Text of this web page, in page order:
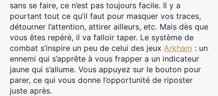
sans se faire, ce n’est pas toujours facile. Il y a
pourtant tout ce qu’il faut pour masquer vos traces,
détourner l’attention, attirer ailleurs, etc. Mais dès que
vous êtes repéré, il va falloir taper. Le système de
combat s’inspire un peu de celui des jeux Arkham : un
ennemi qui s’apprête à vous frapper a un indicateur
jaune qui s’allume. Vous appuyez sur le bouton pour
parer, ce qui vous donne l’opportunité de riposter
juste après.